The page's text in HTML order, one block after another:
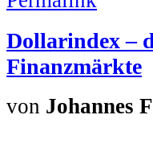
Dollarindex –
Finanzmärkte
von Johannes